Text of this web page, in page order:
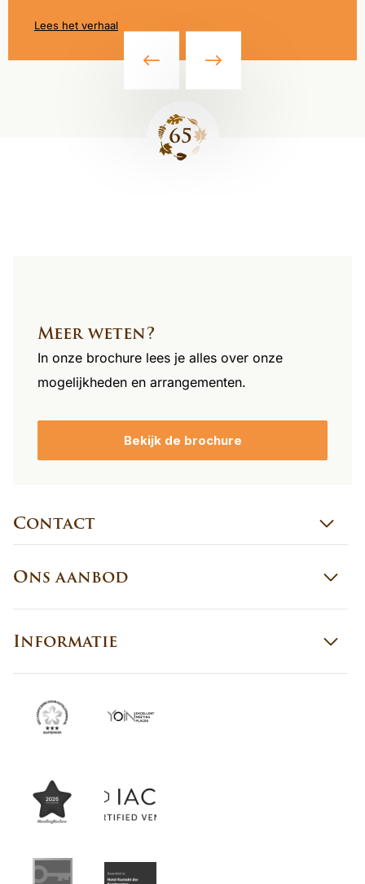
Lees het verhaal
Contact
Ons aanbod
Informatie
Meer weten?
In onze brochure lees je alles over onze
mogelijkheden en arrangementen.
Bekijk de brochure